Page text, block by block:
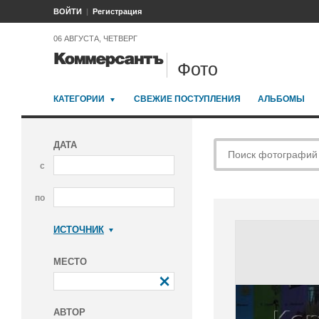
ВОЙТИ Регистрация
06 АВГУСТА, ЧЕТВЕРГ
Фото
КАТЕГОРИИ СВЕЖИЕ ПОСТУПЛЕНИЯ АЛЬБОМЫ
ДАТА
с
по
ИСТОЧНИК
МЕСТО
АВТОР